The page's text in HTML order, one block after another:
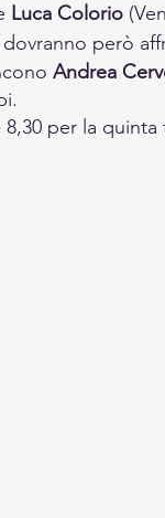
Luca Colorio
però
Andrea
per la